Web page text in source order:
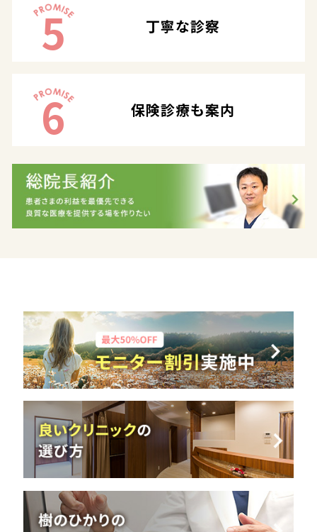
5 丁寧な診察
6 保険診療も案内